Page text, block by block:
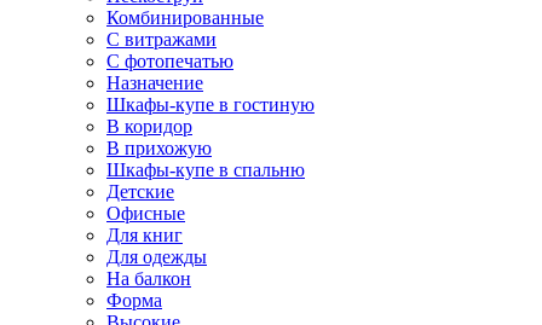
Комбинированные
С витражами
С фотопечатью
Назначение
Шкафы-купе в гостиную
В коридор
В прихожую
Шкафы-купе в спальню
Детские
Офисные
Для книг
Для одежды
На балкон
Форма